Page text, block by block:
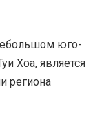
юго-
Хоа, является
региона